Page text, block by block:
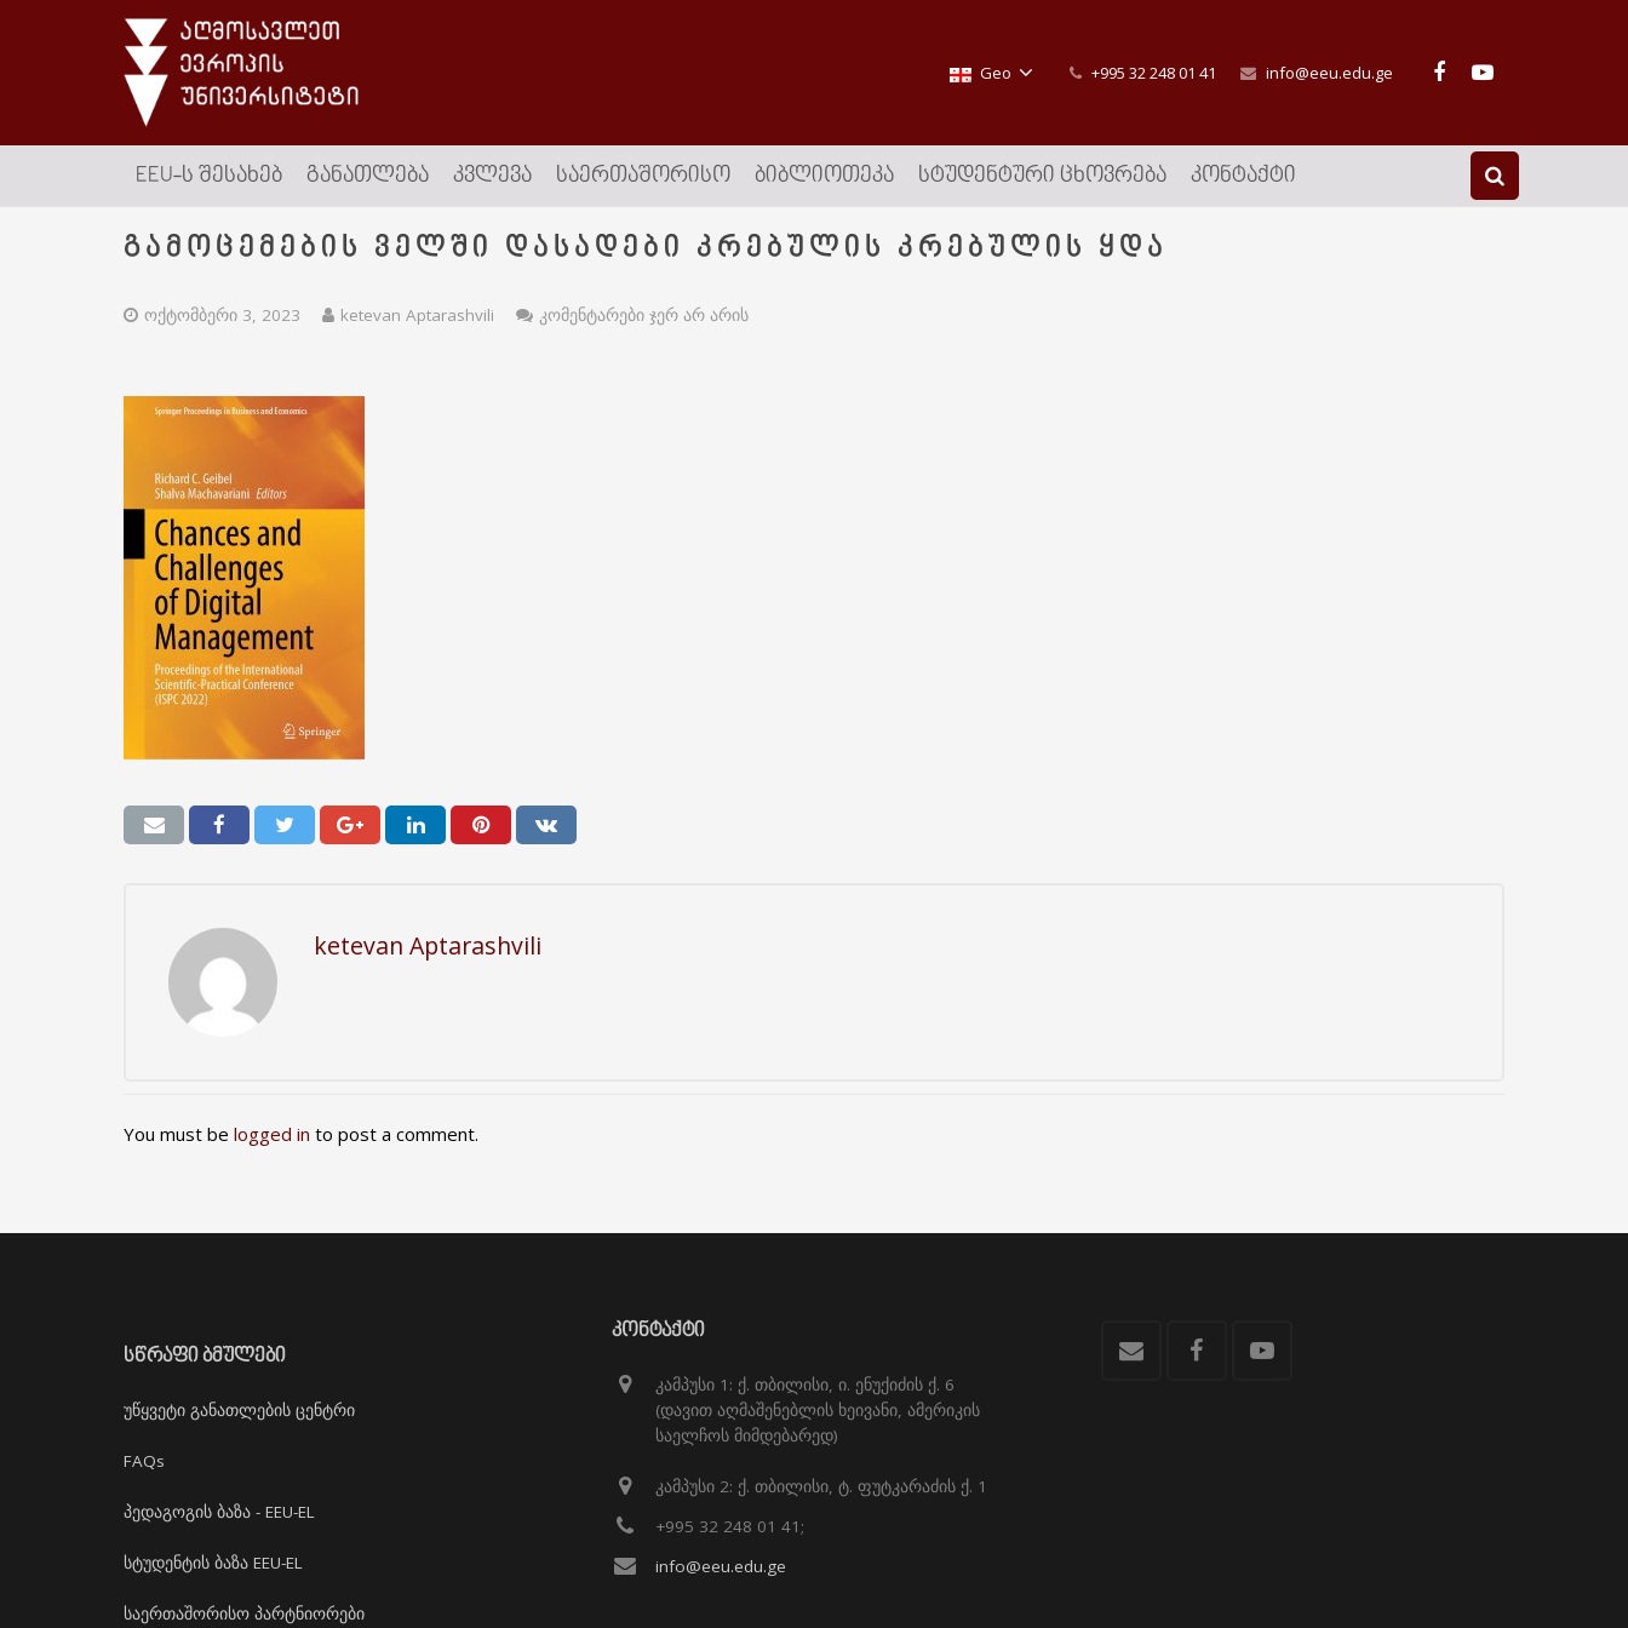
Geo +995 32 248 01 41 info@eeu.edu.ge
EEU-Ს ᲨᲔᲡᲐᲮᲔᲑ ᲒᲐᲜᲐᲗᲚᲔᲑᲐ ᲙᲕᲚᲔᲕᲐ ᲡᲐᲔᲠᲗᲐᲨᲝᲠᲘᲡᲝ ᲑᲘᲑᲚᲘᲝᲗᲔᲙᲐ ᲡᲢᲣᲓᲔᲜᲢᲣᲠᲘ ᲪᲮᲝᲕᲠᲔᲑᲐ ᲙᲝᲜᲢᲐᲥᲢᲘ
გამოცემების ველში დასადები კრებულის კრებულის ყდა
ოქტომბერი 3, 2023 ketevan Aptarashvili კომენტარები ჯერ არ არის
ketevan Aptarashvili
You must be logged in to post a comment.
ᲡᲬᲠᲐᲤᲘ ᲑᲛᲣᲚᲔᲑᲘ
უწყვეტი განათლების ცენტრი
FAQs
პედაგოგის ბაზა - EEU-EL
სტუდენტის ბაზა EEU-EL
საერთაშორისო პარტნიორები
ᲙᲝᲜᲢᲐᲥᲢᲘ
კამპუსი 1: ქ. თბილისი, ი. ენუქიძის ქ. 6
(დავით აღმაშენებლის ხეივანი, ამერიკის
საელჩოს მიმდებარედ)
კამპუსი 2: ქ. თბილისი, ტ. ფუტკარაძის ქ. 1
+995 32 248 01 41;
info@eeu.edu.ge